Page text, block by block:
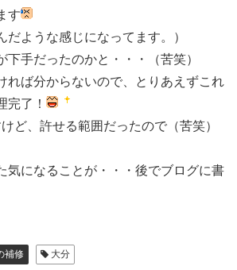
す
だような感じになってます。）
下手だったのかと・・・（苦笑）
れば分からないので、とりあえずこれ
完了！
ど、許せる範囲だったので（苦笑）
気になることが・・・後でブログに書
補修 大分